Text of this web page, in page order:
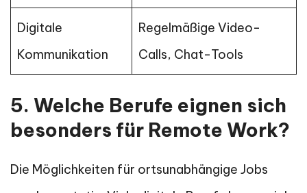
Digitale
Kommunikation
Regelmäßige Video-
Calls, Chat-Tools
5. Welche Berufe eignen sich
besonders für Remote Work?
Die Möglichkeiten für ortsunabhängige Jobs